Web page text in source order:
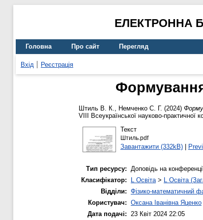
ЕЛЕКТРОННА
Головна Про сайт Перегляд
Вхід Реєстрація
Формування
Штиль В. К., Немченко С. Г. (2024)
VІІІ Всеукраїнської науково-
Текст
Штиль.pdf
Завантажити (332kB)|
Тип ресурсу: Доповідь на
Класифікатор:
L Освіта> L Освіта
Відділи: Фізико-математичний
Користувач: Оксана Іванівна Яценко
Дата подачі: 23 Квіт 2024 22:05